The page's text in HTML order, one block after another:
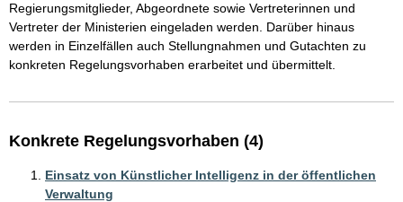
Regierungsmitglieder, Abgeordnete sowie Vertreterinnen und
Vertreter der Ministerien eingeladen werden. Darüber hinaus
werden in Einzelfällen auch Stellungnahmen und Gutachten zu
konkreten Regelungsvorhaben erarbeitet und übermittelt.
Konkrete Regelungsvorhaben (4)
Einsatz von Künstlicher Intelligenz in der öffentlichen
Verwaltung